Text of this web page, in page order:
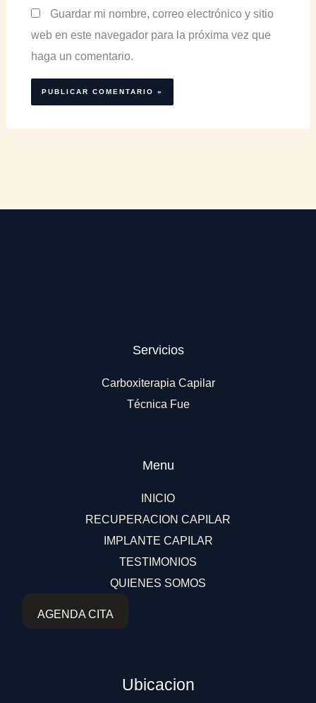
Guardar mi nombre, correo electrónico y sitio
web en este navegador para la próxima vez que
haga un comentario.
Servicios
Carboxiterapia Capilar
Técnica Fue
Menu
INICIO
RECUPERACION CAPILAR
IMPLANTE CAPILAR
TESTIMONIOS
QUIENES SOMOS
AGENDA CITA
Ubicacion